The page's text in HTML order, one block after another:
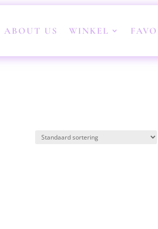
ABOUT US WINKEL